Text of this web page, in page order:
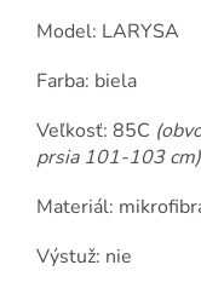
Model: LARYSA
Farba: biela
Veľkosť: 85C
prsia 101-103 cm)
Materiál:
Výstuž: nie